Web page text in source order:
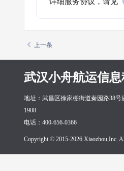
上一条
武汉小舟航运信息
地址：武昌区徐家棚街道秦园路38号
1908
电话：400-656-0366
Copyright © 2015-2026 Xiaozhou,Inc.